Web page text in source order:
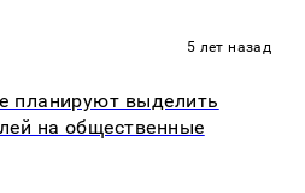
5 лет назад
планируют выделить
на общественные